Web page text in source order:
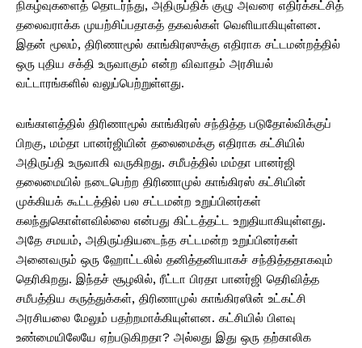
நிகழ்வுகளைத் தொடர்ந்து, அதிருப்திக் குழு அவரை எதிர்க்கட்சித்
தலைவராக்க முயற்சிப்பதாகத் தகவல்கள் வெளியாகியுள்ளன.
இதன் மூலம், திரிணாமூல் காங்கிரஸுக்கு எதிராக சட்டமன்றத்தில்
ஒரு புதிய சக்தி உருவாகும் என்ற விவாதம் அரசியல்
வட்டாரங்களில் வலுப்பெற்றுள்ளது.
வங்காளத்தில் திரிணாமூல் காங்கிரஸ் சந்தித்த படுதோல்விக்குப்
பிறகு, மம்தா பானர்ஜியின் தலைமைக்கு எதிராக கட்சியில்
அதிருப்தி உருவாகி வருகிறது. சமீபத்தில் மம்தா பானர்ஜி
தலைமையில் நடைபெற்ற திரிணாமுல் காங்கிரஸ் கட்சியின்
முக்கியக் கூட்டத்தில் பல சட்டமன்ற உறுப்பினர்கள்
கலந்துகொள்ளவில்லை என்பது கிட்டத்தட்ட உறுதியாகியுள்ளது.
அதே சமயம், அதிருப்தியடைந்த சட்டமன்ற உறுப்பினர்கள்
அனைவரும் ஒரு ஹோட்டலில் தனித்தனியாகச் சந்தித்ததாகவும்
தெரிகிறது. இந்தச் சூழலில், ரீட்டா பிரதா பானர்ஜி தெரிவித்த
சமீபத்திய கருத்துக்கள், திரிணாமுல் காங்கிரஸின் உட்கட்சி
அரசியலை மேலும் பதற்றமாக்கியுள்ளன. கட்சியில் பிளவு
உண்மையிலேயே ஏற்படுகிறதா? அல்லது இது ஒரு தற்காலிக